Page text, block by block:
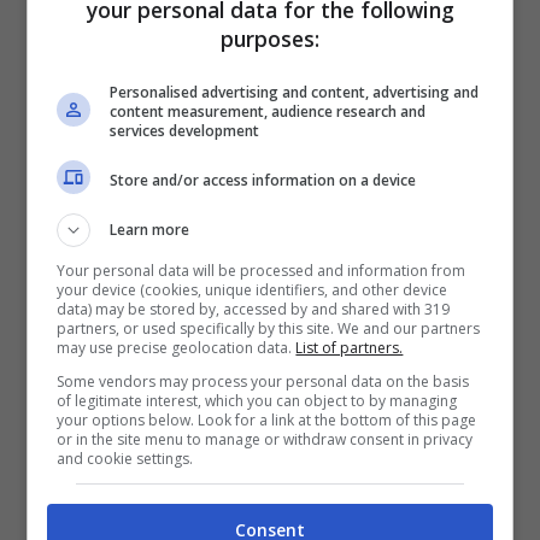
poi al Molise. Si tratta di una località a 520
metri sul livello del mare che offre uno dei
caciocavallo più famosi: ilSilano D.O.P.
Francavilla al Mare
turistica lungo la costa adriatica dell’Abruzzo.
Bandiera Blu 2023
con una lunga spiaggia di sabbia dorata per
un relax e un divertimento senza pari. Una
destinazione dunque che coniuga diversi
aspetti della classica vacanza. E non
dimenticate le colline circostanti, ottime per
le escursioni panoramiche.
your personal data for the following
purposes:
Personalised advertising and content, advertising and
content measurement, audience research and
services development
Store and/or access information on a device
Learn more
Your personal data will be processed and information from
your device (cookies, unique identifiers, and other device
data) may be stored by, accessed by and shared with 319
partners, or used specifically by this site. We and our partners
may use precise geolocation data. List of partners.
Some vendors may process your personal data on the basis
of legitimate interest, which you can object to by managing
your options below. Look for a link at the bottom of this page
or in the site menu to manage or withdraw consent in privacy
and cookie settings.
Consent